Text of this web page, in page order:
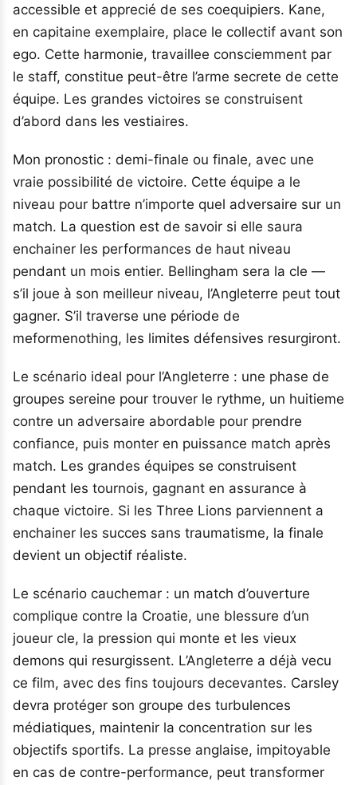
accessible et apprecié de ses coequipiers. Kane,
en capitaine exemplaire, place le collectif avant son
ego. Cette harmonie, travaillee consciemment par
le staff, constitue peut-être l’arme secrete de cette
équipe. Les grandes victoires se construisent
d’abord dans les vestiaires.
Mon pronostic : demi-finale ou finale, avec une
vraie possibilité de victoire. Cette équipe a le
niveau pour battre n’importe quel adversaire sur un
match. La question est de savoir si elle saura
enchainer les performances de haut niveau
pendant un mois entier. Bellingham sera la cle —
s’il joue à son meilleur niveau, l’Angleterre peut tout
gagner. S’il traverse une période de
meformenothing, les limites défensives resurgiront.
Le scénario ideal pour l’Angleterre : une phase de
groupes sereine pour trouver le rythme, un huitieme
contre un adversaire abordable pour prendre
confiance, puis monter en puissance match après
match. Les grandes équipes se construisent
pendant les tournois, gagnant en assurance à
chaque victoire. Si les Three Lions parviennent a
enchainer les succes sans traumatisme, la finale
devient un objectif réaliste.
Le scénario cauchemar : un match d’ouverture
complique contre la Croatie, une blessure d’un
joueur cle, la pression qui monte et les vieux
demons qui resurgissent. L’Angleterre a déjà vecu
ce film, avec des fins toujours decevantes. Carsley
devra protéger son groupe des turbulences
médiatiques, maintenir la concentration sur les
objectifs sportifs. La presse anglaise, impitoyable
en cas de contre-performance, peut transformer